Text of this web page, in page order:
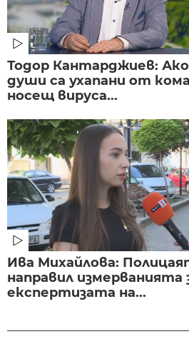
Тодор Кантарджиев:
души са ухапани от
носещ вируса...
Ива Михайлова:
направил измерванията
експертизата на...